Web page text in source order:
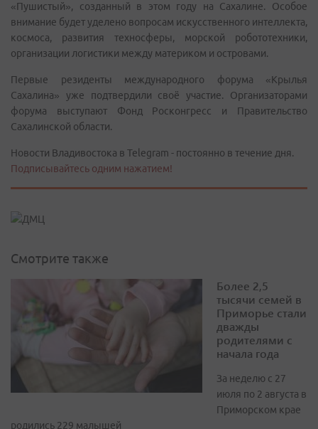
«Пушистый», созданный в этом году на Сахалине. Особое
внимание будет уделено вопросам искусственного интеллекта,
космоса, развития техносферы, морской робототехники,
организации логистики между материком и островами.
Первые резиденты международного форума «Крылья
Сахалина» уже подтвердили своё участие. Организаторами
форума выступают Фонд Росконгресс и Правительство
Сахалинской области.
Новости Владивостока в Telegram - постоянно в течение дня.
Подписывайтесь одним нажатием!
Смотрите также
Более 2,5
тысячи семей в
Приморье стали
дважды
родителями с
начала года
За неделю с 27
июля по 2 августа в
Приморском крае
родились 229 малышей